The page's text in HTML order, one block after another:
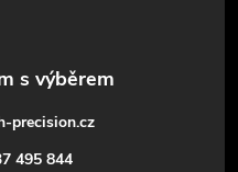
precision.cz
495 844